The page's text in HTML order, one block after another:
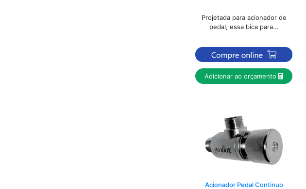
Projetada para acionador de
pedal, essa bica para...
Adicionar ao orçamento
Acionador Pedal Continuo